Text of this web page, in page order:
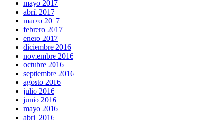
mayo 2017
abril 2017
marzo 2017
febrero 2017
enero 2017
diciembre 2016
noviembre 2016
octubre 2016
septiembre 2016
agosto 2016
julio 2016
junio 2016
mayo 2016
abril 2016